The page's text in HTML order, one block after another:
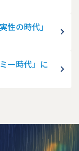
性の時代」
ー時代」に